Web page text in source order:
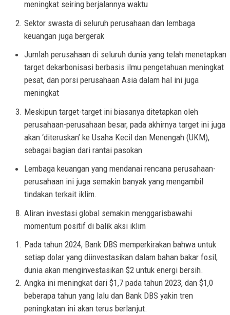
meningkat seiring berjalannya waktu
Sektor swasta di seluruh perusahaan dan lembaga
keuangan juga bergerak
Jumlah perusahaan di seluruh dunia yang telah menetapkan
target dekarbonisasi berbasis ilmu pengetahuan meningkat
pesat, dan porsi perusahaan Asia dalam hal ini juga
meningkat
Meskipun target-target ini biasanya ditetapkan oleh
perusahaan-perusahaan besar, pada akhirnya target ini juga
akan ‘diteruskan’ ke Usaha Kecil dan Menengah (UKM),
sebagai bagian dari rantai pasokan
Lembaga keuangan yang mendanai rencana perusahaan-
perusahaan ini juga semakin banyak yang mengambil
tindakan terkait iklim.
Aliran investasi global semakin menggarisbawahi
momentum positif di balik aksi iklim
Pada tahun 2024, Bank DBS memperkirakan bahwa untuk
setiap dolar yang diinvestasikan dalam bahan bakar fosil,
dunia akan menginvestasikan $2 untuk energi bersih.
Angka ini meningkat dari $1,7 pada tahun 2023, dan $1,0
beberapa tahun yang lalu dan Bank DBS yakin tren
peningkatan ini akan terus berlanjut.